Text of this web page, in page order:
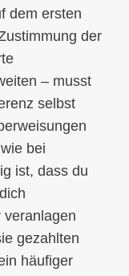
dem ersten
der
– musst
selbst
bei
ist, dass du
veranlagen
gezahlten
häufiger